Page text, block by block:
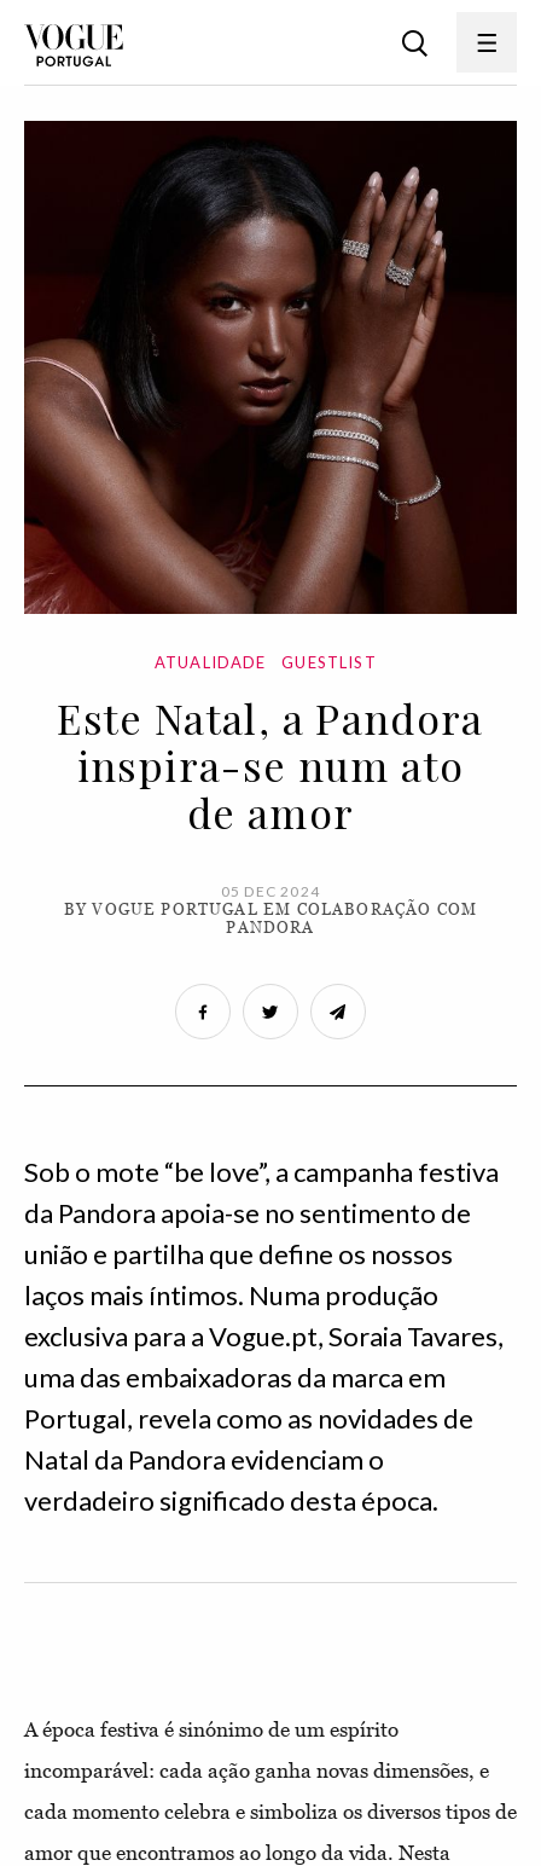
ATUALIDADE GUESTLIST
Este Natal, a Pandora
inspira-se num ato
de amor
05 DEC 2024
BY VOGUE PORTUGAL EM COLABORAÇÃO COM
PANDORA
Sob o mote “be love”, a campanha festiva
da Pandora apoia-se no sentimento de
união e partilha que define os nossos
laços mais íntimos. Numa produção
exclusiva para a Vogue.pt, Soraia Tavares,
uma das embaixadoras da marca em
Portugal, revela como as novidades de
Natal da Pandora evidenciam o
verdadeiro significado desta época.
A época festiva é sinónimo de um espírito
incomparável: cada ação ganha novas dimensões, e
cada momento celebra e simboliza os diversos tipos de
amor que encontramos ao longo da vida. Nesta